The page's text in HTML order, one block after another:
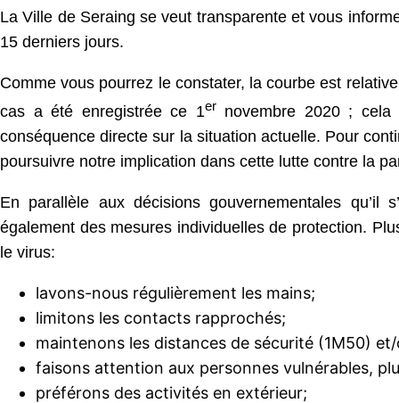
La Ville de Seraing se veut transparente et vous
15 derniers jours.
Comme vous pourrez le constater, la courbe est
cas a été enregistrée ce 1ernovembre 2020 ; cela
conséquence directe sur la situation actuelle. Pour
poursuivre notre implication dans cette lutte contre la
En parallèle aux décisions gouvernementales qu’il
également des mesures individuelles de protection.
le virus:
lavons-nous régulièrement les mains;
limitons les contacts rapprochés;
maintenons les distances de sécurité (1M50)
faisons attention aux personnes vulnérables,
préférons des activités en extérieur;